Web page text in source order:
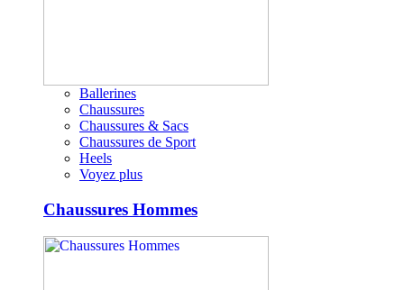
Ballerines
Chaussures
Chaussures & Sacs
Chaussures de Sport
Heels
Voyez plus
Chaussures Hommes